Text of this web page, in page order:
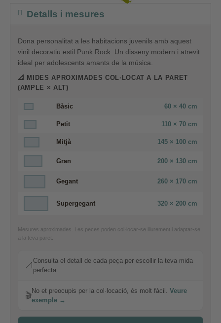
Detalls i mesures
Dona personalitat a les habitacions juvenils amb aquest
vinil decoratiu estil Punk Rock. Un disseny modern i atrevit
ideal per adolescents amants de la música.
📐 MIDES APROXIMADES COL·LOCAT A LA PARET
(AMPLE × ALT)
Bàsic 60 × 40 cm
Petit 110 × 70 cm
Mitjà 145 × 100 cm
Gran 200 × 130 cm
Gegant 260 × 170 cm
Supergegant 320 × 200 cm
Mesures aproximades. Les peces poden col·locar-se lliurement i adaptar-se
a la teva paret.
📐
Consulta el detall de cada peça per escollir la teva mida
perfecta.
🎬
No et preocupis per la col·locació, és molt fàcil. Veure
exemple →